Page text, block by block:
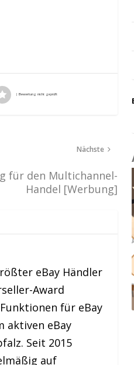
Nächste
für den Multichannel-
Handel [Werbung]
eBay Händler
Award
für eBay
aktiven eBay
Seit 2015
auf